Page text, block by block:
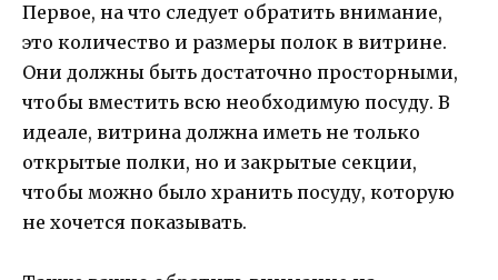
Первое, на что следует обратить внимание,
это количество и размеры полок в витрине.
Они должны быть достаточно просторными,
чтобы вместить всю необходимую посуду. В
идеале, витрина должна иметь не только
открытые полки, но и закрытые секции,
чтобы можно было хранить посуду, которую
не хочется показывать.